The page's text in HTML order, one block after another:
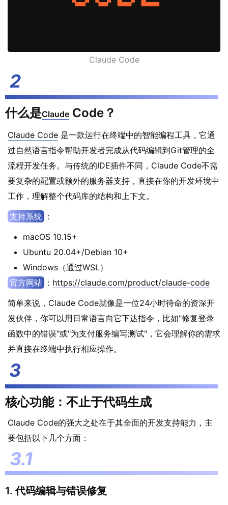
Claude Code
什么是Claude Code？
Claude Code 是一款运行在终端中的智能编程工具，它通
过自然语言指令帮助开发者完成从代码编辑到Git管理的全
流程开发任务。与传统的IDE插件不同，Claude Code不需
要复杂的配置或额外的服务器支持，直接在你的开发环境中
工作，理解整个代码库的结构和上下文。
支持系统 ：
macOS 10.15+
Ubuntu 20.04+/Debian 10+
Windows（通过WSL）
官方网站 ： https://claude.com/product/claude-code
简单来说，Claude Code就像是一位24小时待命的资深开
发伙伴，你可以用日常语言向它下达指令，比如"修复登录
函数中的错误"或"为支付服务编写测试"，它会理解你的需求
并直接在终端中执行相应操作。
核心功能：不止于代码生成
Claude Code的强大之处在于其全面的开发支持能力，主
要包括以下几个方面：
1. 代码编辑与错误修复